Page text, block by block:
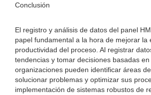
Conclusión
El registro y análisis de datos del panel
papel fundamental a la hora de mejorar la
productividad del proceso. Al registrar
tendencias y tomar decisiones basadas
organizaciones pueden identificar áreas de
solucionar problemas y optimizar sus
implementación de sistemas robustos de